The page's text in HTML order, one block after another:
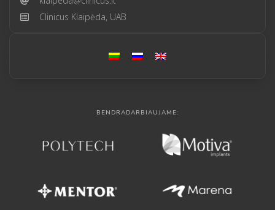
Clinicus Klaipėda, UAB
BENDRADARBIAUJAME: